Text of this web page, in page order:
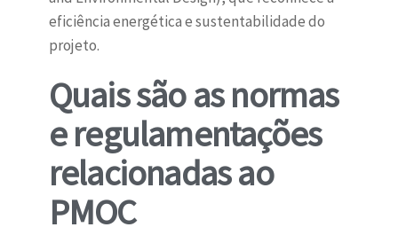
eficiência energética e sustentabilidade do
projeto.
Quais são as normas
e regulamentações
relacionadas ao
PMOC